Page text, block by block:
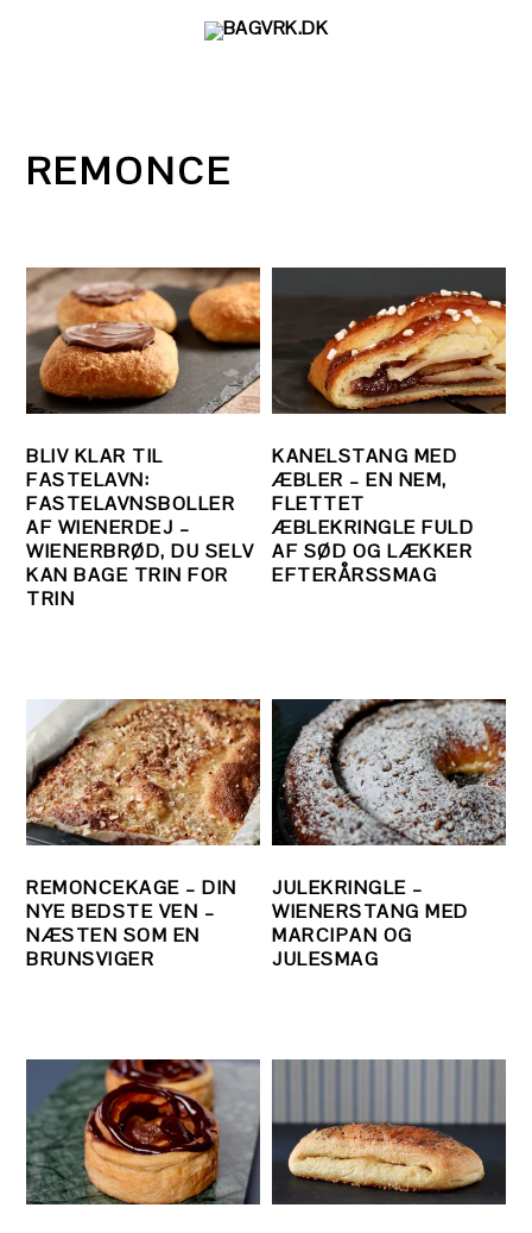
REMONCE
BLIV KLAR TIL
FASTELAVN:
FASTELAVNSBOLLER
AF WIENERDEJ –
WIENERBRØD, DU SELV
KAN BAGE TRIN FOR
TRIN
KANELSTANG MED
ÆBLER – EN NEM,
FLETTET
ÆBLEKRINGLE FULD
AF SØD OG LÆKKER
EFTERÅRSSMAG
REMONCEKAGE – DIN
NYE BEDSTE VEN –
NÆSTEN SOM EN
BRUNSVIGER
JULEKRINGLE –
WIENERSTANG MED
MARCIPAN OG
JULESMAG